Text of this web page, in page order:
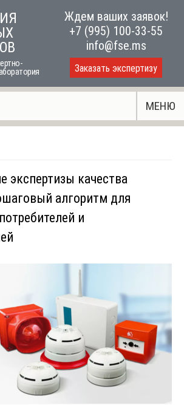
Ждем ваших заявок!
+7 (995) 100-33-55
info@fse.ms
Заказать экспертизу
МЕНЮ
экспертизы качества
алгоритм для
и